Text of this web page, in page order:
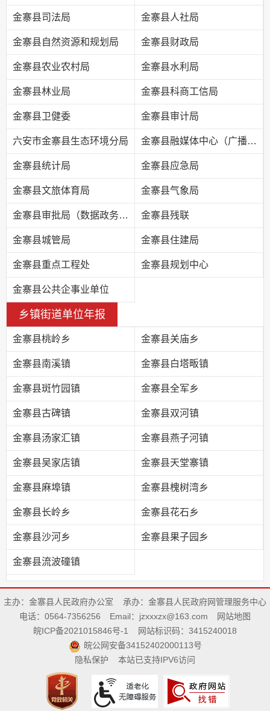
金寨县司法局 金寨县人社局
金寨县自然资源和规划局 金寨县财政局
金寨县农业农村局 金寨县水利局
金寨县林业局 金寨县科商工信局
金寨县卫健委 金寨县审计局
六安市金寨县生态环境分局 金寨县融媒体中心（广播电视台）
金寨县统计局 金寨县应急局
金寨县文旅体育局 金寨县气象局
金寨县审批局（数据政务局） 金寨县残联
金寨县城管局 金寨县住建局
金寨县重点工程处 金寨县规划中心
金寨县公共企事业单位
乡镇街道单位年报
金寨县桃岭乡 金寨县关庙乡
金寨县南溪镇 金寨县白塔畈镇
金寨县斑竹园镇 金寨县全军乡
金寨县古碑镇 金寨县双河镇
金寨县汤家汇镇 金寨县燕子河镇
金寨县吴家店镇 金寨县天堂寨镇
金寨县麻埠镇 金寨县槐树湾乡
金寨县长岭乡 金寨县花石乡
金寨县沙河乡 金寨县果子园乡
金寨县流波䃥镇
主办：金寨县人民政府办公室
承办：金寨县人民政府网管理服务中心
电话：0564-7356256
Email：jzxxxzx@163.com
网站地图
皖ICP备2021015846号-1
网站标识码：3415240018
皖公网安备34152402000113号
隐私保护
本站已支持IPV6访问